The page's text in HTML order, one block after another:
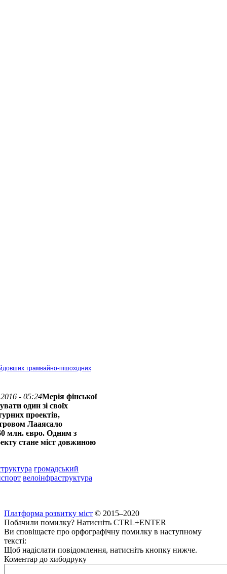
трамвайно-пішохідних
- 05:24Мерія фінської
один зі своїх
проектів,
Лааясало
млн. євро. Одним з
стане міст довжиною
громадський
велоінфраструктура
Платформа розвитку міст © 2015–2020
Побачили помилку? Натисніть CTRL+ENTER
Ви сповіщаєте про орфографічну помилку в наступному
тексті:
Щоб надіслати повідомлення, натисніть кнопку нижче.
Коментар до хибодруку